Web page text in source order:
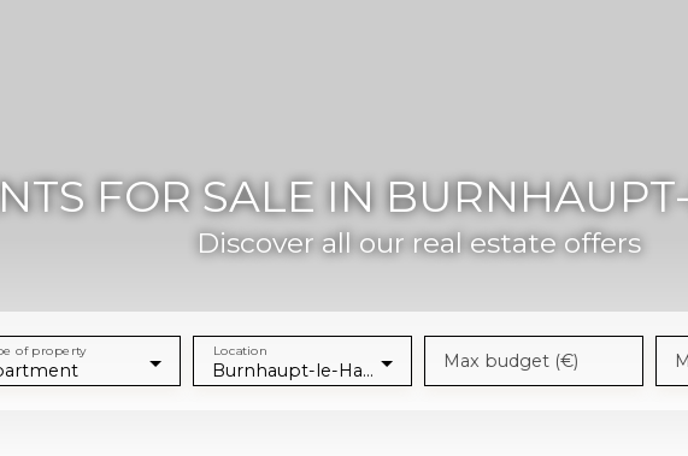
FOR SALE IN
Discover all our real estate offers
of property
Burnhaupt-le-Haut (68520)
Location Max budget (€)